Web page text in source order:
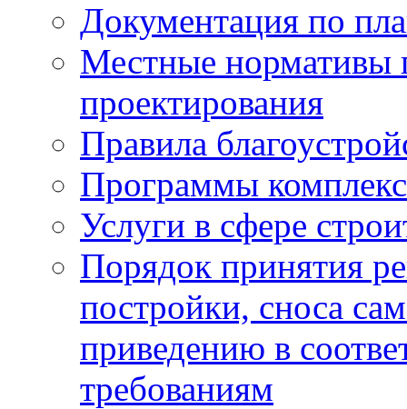
Документация по
Местные нормативы
проектирования
Правила
Программы
Услуги в сфере
Порядок принятия
постройки, сноса
приведению в
требованиям